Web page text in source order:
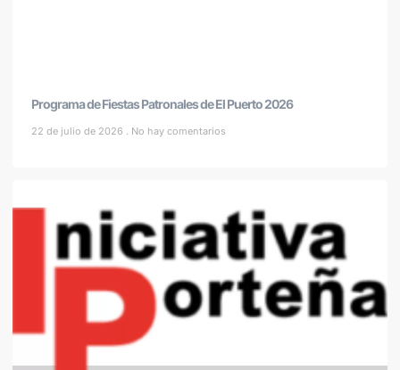
Programa de Fiestas Patronales de El Puerto 2026
22 de julio de 2026 No hay comentarios